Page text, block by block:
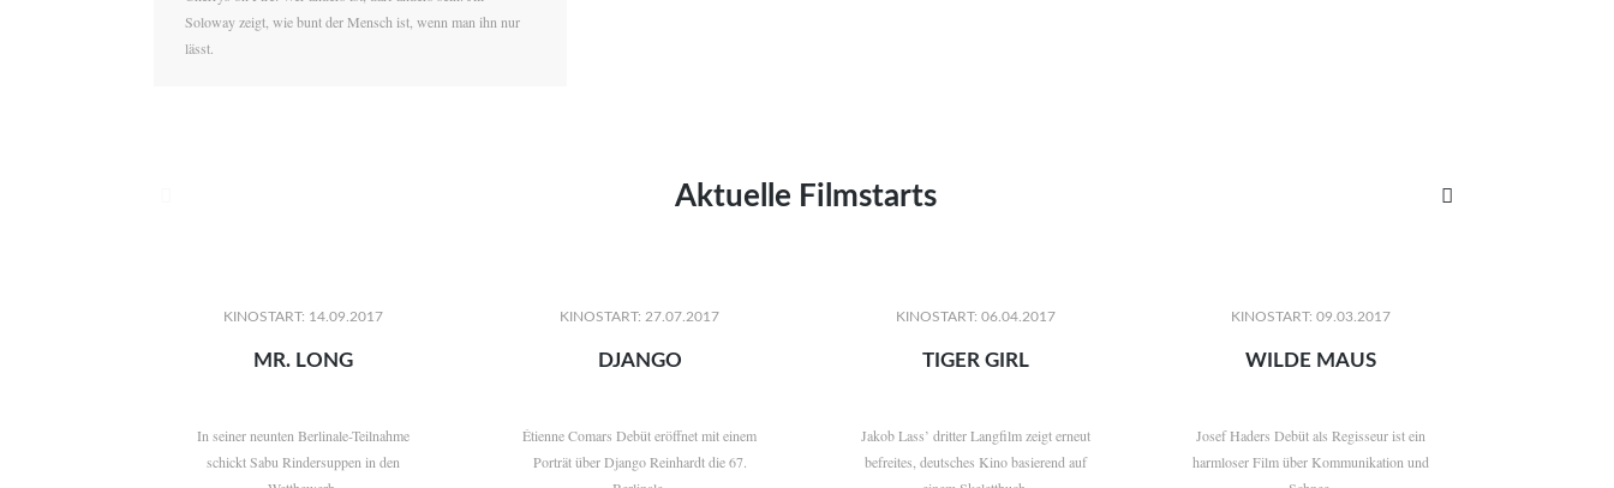
Soloway zeigt, wie bunt der Mensch ist, wenn man ihn nur
lässt.
Aktuelle Filmstarts 
KINOSTART: 14.09.2017
MR. LONG
In seiner neunten Berlinale-Teilnahme
schickt Sabu Rindersuppen in den
KINOSTART: 27.07.2017
DJANGO
Étienne Comars Debüt eröffnet mit einem
Porträt über Django Reinhardt die 67.
KINOSTART: 06.04.2017
TIGER GIRL
Jakob Lass’ dritter Langfilm zeigt erneut
befreites, deutsches Kino basierend auf
KINOSTART: 09.03.2017
WILDE MAUS
Josef Haders Debüt als Regisseur ist ein
harmloser Film über Kommunikation und